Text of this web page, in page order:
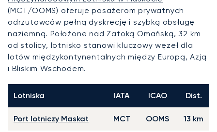
(MCT/OOMS) oferuje pasażerom prywatnych
odrzutowców pełną dyskrecję i szybką obsługę
naziemną. Położone nad Zatoką Omańską, 32 km
od stolicy, lotnisko stanowi kluczowy węzeł dla
lotów międzykontynentalnych między Europą, Azją
i Bliskim Wschodem.
Lotniska IATA ICAO Dist.
Port lotniczy Maskat MCT OOMS 13 km